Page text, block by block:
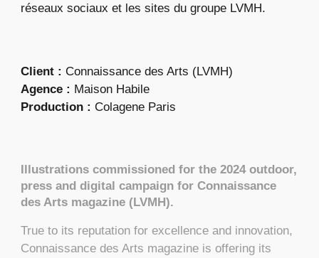
réseaux sociaux et les sites du groupe LVMH.
Client : Connaissance des Arts (LVMH)
Agence : Maison Habile
Production :Colagene Paris
Illustrations commissioned for the 2024 outdoor,
press and digital campaign for Connaissance
des Arts magazine (LVMH).
True to its reputation for excellence and innovation,
Connaissance des Arts magazine is offering its